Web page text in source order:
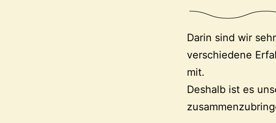
Darin sind wir
verschiedene
mit.
Deshalb ist es